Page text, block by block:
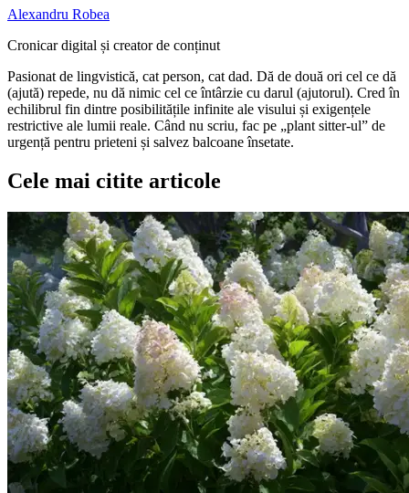
Alexandru Robea
Cronicar digital și creator de conținut
Pasionat de lingvistică, cat person, cat dad. Dă de două ori cel ce dă
(ajută) repede, nu dă nimic cel ce întârzie cu darul (ajutorul). Cred în
echilibrul fin dintre posibilitățile infinite ale visului și exigențele
restrictive ale lumii reale. Când nu scriu, fac pe „plant sitter-ul” de
urgență pentru prieteni și salvez balcoane însetate.
Cele mai citite articole